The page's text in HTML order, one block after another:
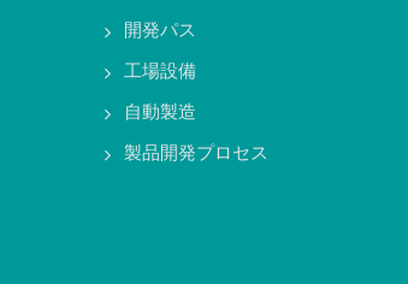
開発パス
工場設備
自動製造
製品開発プロセス